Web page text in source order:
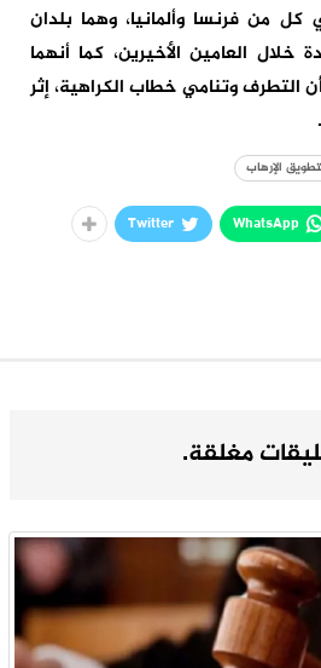
كل من فرنسا وألمانيا، وهما بلدان
العامين الأخيرين، كما أنهما
التطرف وتنامي خطاب الكراهية، إثر
الإرهاب
WhatsApp
Twitter
مغلقة.